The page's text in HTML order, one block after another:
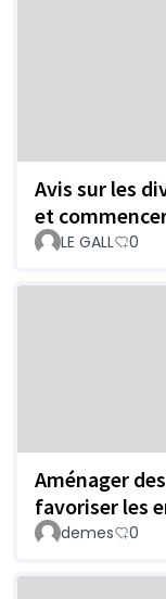
Avis sur les
et
LE GALL 0
Aménager
favoriser les
demes 0